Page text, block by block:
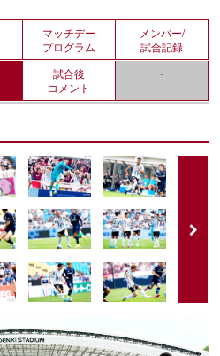
マッチデー
プログラム
メンバー/
試合記録
試合後
コメント
-